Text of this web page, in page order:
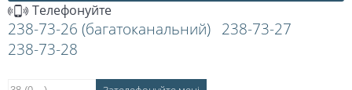
Телефонуйте
238-73-26 (багатоканальний) 238-73-27
238-73-28